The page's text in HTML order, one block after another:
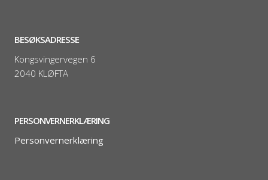
BESØKSADRESSE
Kongsvingervegen 6
2040 KLØFTA
PERSONVERNERKLÆRING
Personvernerklæring